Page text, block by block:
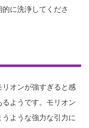
に洗浄してくださ
オンが強すぎると感
ようです。モリオン
ような強力な引力に